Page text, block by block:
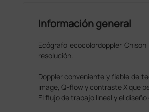
Información general
Ecógrafo ecocolordoppler
resolución.
Doppler conveniente y fiable de
image, Q-flow y contraste X que
El flujo de trabajo lineal y el